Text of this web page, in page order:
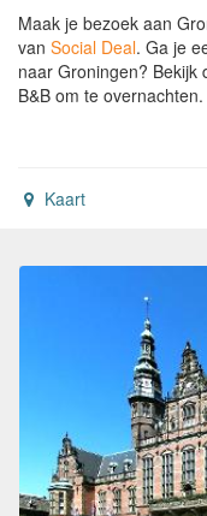
Maak je bezoek aan
van Social Deal. Ga je
naar Groningen? Bekijk
B&B om te overnachten.
Kaart